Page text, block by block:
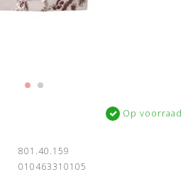
Op voorraad
801.40.159
010463310105